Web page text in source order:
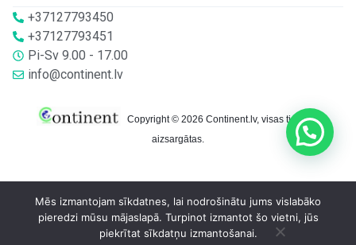
+37127793450
+37127793451
Pi-Sv 9.00 - 17.00
info@continent.lv
Copyright © 2026 Continent.lv, visas tiesības
aizsargātas.
Mēs izmantojam sīkdatnes, lai nodrošinātu jums vislabāko
pieredzi mūsu mājaslapā. Turpinot izmantot šo vietni, jūs
piekrītat sīkdatņu izmantošanai.